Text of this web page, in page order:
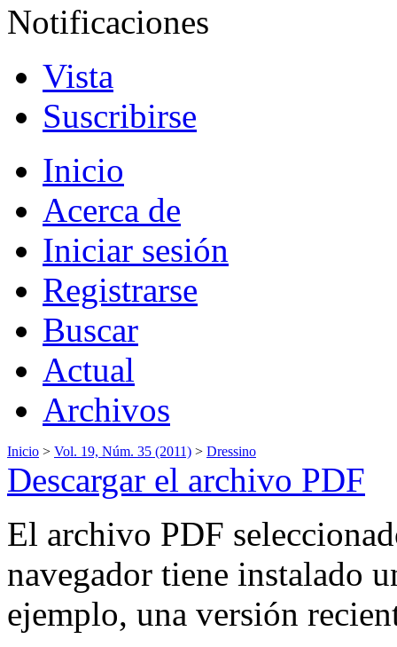
Notificaciones
Vista
Suscribirse
Inicio
Acerca de
Iniciar sesión
Registrarse
Buscar
Actual
Archivos
Inicio > Vol. 19, Núm. 35 (2011) > Dressino
Descargar el archivo PDF
El archivo PDF
navegador tiene instalado
ejemplo, una versión